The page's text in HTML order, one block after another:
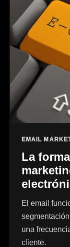
EMAIL
La
El email
una
cliente.